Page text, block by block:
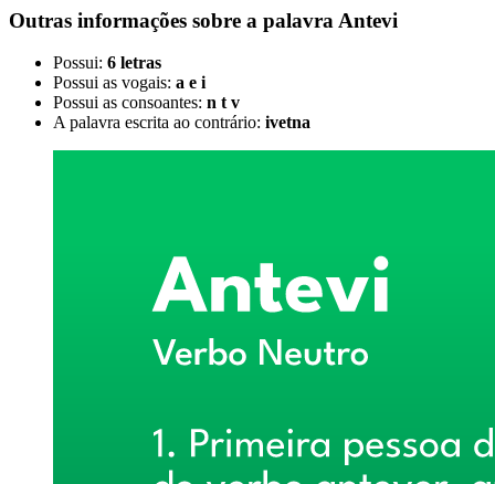
Outras informações sobre a palavra Antevi
Possui: 6 letras
Possui as vogais: a e i
Possui as consoantes: n t v
A palavra escrita ao contrário: ivetna